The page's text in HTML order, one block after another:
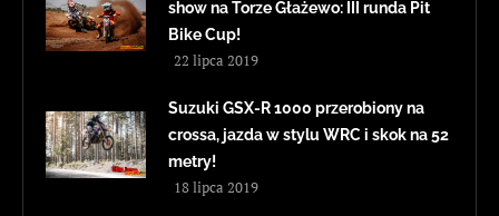
show na Torze Głażewo: III runda Pit
Bike Cup!
22 lipca 2019
Suzuki GSX-R 1000 przerobiony na
crossa, jazda w stylu WRC i skok na 52
metry!
18 lipca 2019